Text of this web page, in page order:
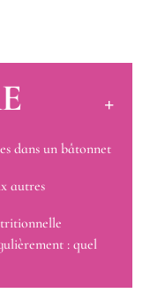
dans un bâtonnet
autres
: quel